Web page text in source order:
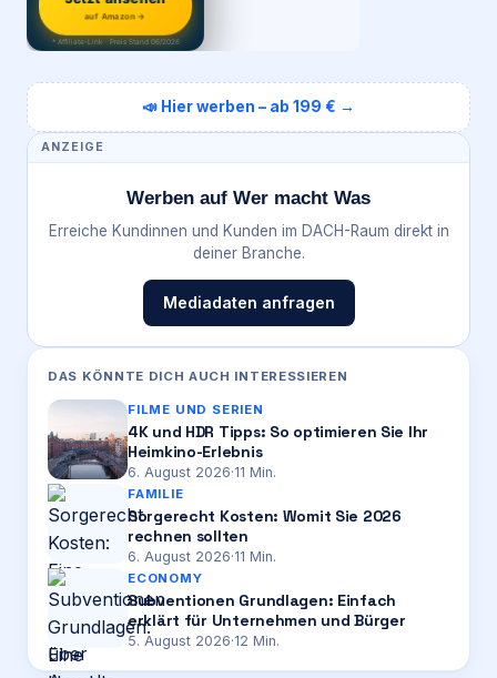
auf Amazon →
* Affiliate-Link · Preis Stand 06/2026
📣 Hier werben – ab 199 € →
ANZEIGE
Werben auf Wer macht Was
Erreiche Kundinnen und Kunden im DACH-Raum direkt in
deiner Branche.
Mediadaten anfragen
DAS KÖNNTE DICH AUCH INTERESSIEREN
FILME UND SERIEN
4K und HDR Tipps: So optimieren Sie Ihr
Heimkino-Erlebnis
6. August 2026·11 Min.
FAMILIE
Sorgerecht Kosten: Womit Sie 2026
rechnen sollten
6. August 2026·11 Min.
ECONOMY
Subventionen Grundlagen: Einfach
erklärt für Unternehmen und Bürger
5. August 2026·12 Min.